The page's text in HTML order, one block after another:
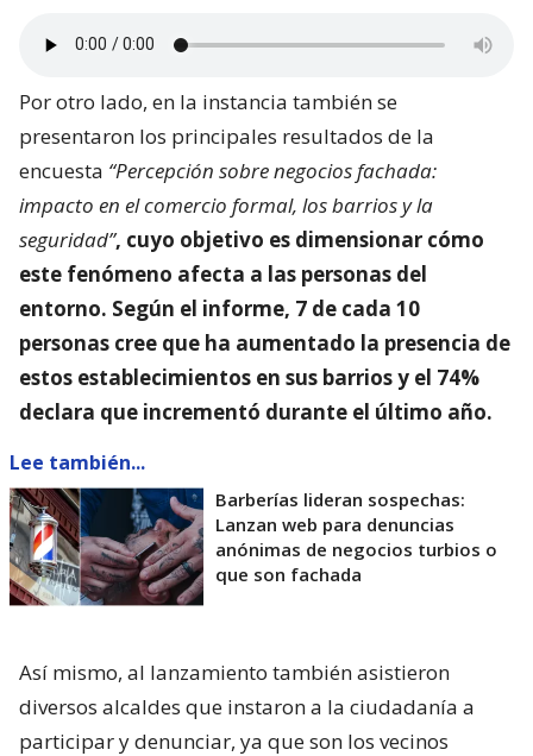
Por otro lado, en la instancia también se
presentaron los principales resultados de la
encuesta “Percepción sobre negocios fachada:
impacto en el comercio formal, los barrios y la
seguridad”, cuyo objetivo es dimensionar cómo
este fenómeno afecta a las personas del
entorno. Según el informe, 7 de cada 10
personas cree que ha aumentado la presencia de
estos establecimientos en sus barrios y el 74%
declara que incrementó durante el último año.
Lee también...
Barberías lideran sospechas:
Lanzan web para denuncias
anónimas de negocios turbios o
que son fachada
Así mismo, al lanzamiento también asistieron
diversos alcaldes que instaron a la ciudadanía a
participar y denunciar, ya que son los vecinos